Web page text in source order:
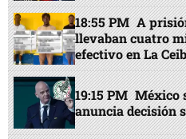
18:55 PM A
llevaban cuatro
efectivo en La
19:15 PM México
anuncia decisión